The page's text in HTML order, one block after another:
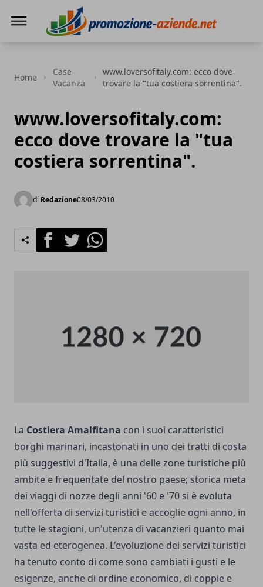
Home
Case
Vacanza
www.loversofitaly.com: ecco dove
trovare la "tua costiera sorrentina".
www.loversofitaly.com:
ecco dove trovare la "tua
costiera sorrentina".
di Redazione08/03/2010
FacebookTwitterWhatsapp
La Costiera Amalfitana con i suoi caratteristici
borghi marinari, incastonati in uno dei tratti di costa
più suggestivi d'Italia, è una delle zone turistiche più
ambite e frequentate del nostro paese; storica meta
dei viaggi di nozze degli anni '60 e '70 si è evoluta
nell'offerta di servizi turistici e accoglie ogni anno, in
tutte le stagioni, un'utenza di vacanzieri quanto mai
vasta ed eterogenea. L'evoluzione dei servizi turistici
ha tenuto conto di come sono cambiati i gusti e le
esigenze, anche di ordine economico, di coppie e